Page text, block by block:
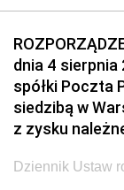
2014
2011
2008
2005
2002
1999
dnia 4 sierpnia
spółki Poczta
siedzibą w
z zysku
Dziennik Ustaw